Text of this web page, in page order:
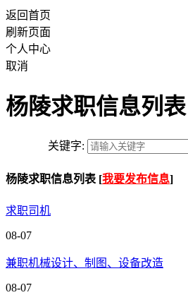
返回首页
刷新页面
个人中心
取消
杨陵求职信息列表
关键字:
杨陵求职信息列表 [我要发布信息]
求职司机
08-07
兼职机械设计、制图、设备改造
08-07